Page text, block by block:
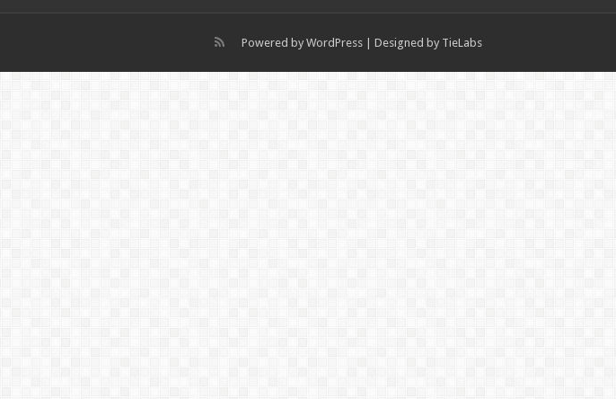
Powered by WordPress| Designed by TieLabs